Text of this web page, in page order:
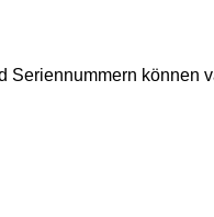
Seriennummern können